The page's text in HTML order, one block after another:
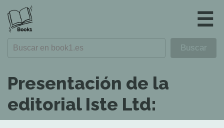
☰
Presentación de la
editorial Iste Ltd: